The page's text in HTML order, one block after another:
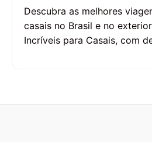
Descubra as melhores
casais no Brasil e no
Incríveis para Casais, com